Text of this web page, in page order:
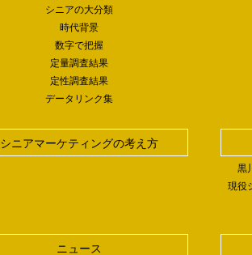
シニアの大分類
時代背景
数字で把握
定量調査結果
定性調査結果
データリンク集
シニアマーケティングの考え方
黒
現役
ニュース